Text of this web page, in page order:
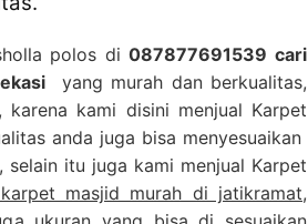
polos di087877691539 cari
yang murah dan berkualitas,
kami disini menjual Karpet
anda juga bisa menyesuaikan
selain itu juga kami menjual Karpet
masjid murah di jatikramat,